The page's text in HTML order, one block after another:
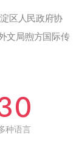
区人民政府协
文局煦方国际传
种语言